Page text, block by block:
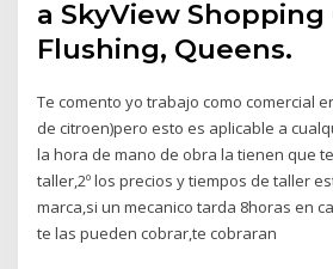
a SkyView
Flushing, Queens.
Te comento yo trabajo como comercial
de citroen)pero esto es aplicable a
la hora de mano de obra la tienen que
taller,2º los precios y tiempos de taller
marca,si un mecanico tarda 8horas en
te las pueden cobrar,te cobraran